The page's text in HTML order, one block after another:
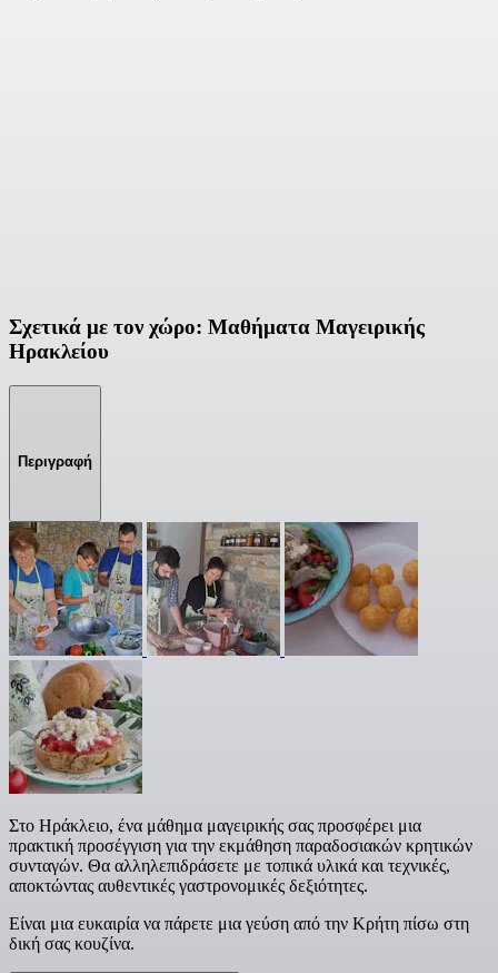
Σχετικά με τον χώρο: Μαθήματα Μαγειρικής
Ηρακλείου
Περιγραφή
Στο Ηράκλειο, ένα μάθημα μαγειρικής σας προσφέρει μια
πρακτική προσέγγιση για την εκμάθηση παραδοσιακών κρητικών
συνταγών. Θα αλληλεπιδράσετε με τοπικά υλικά και τεχνικές,
αποκτώντας αυθεντικές γαστρονομικές δεξιότητες.
Είναι μια ευκαιρία να πάρετε μια γεύση από την Κρήτη πίσω στη
δική σας κουζίνα.